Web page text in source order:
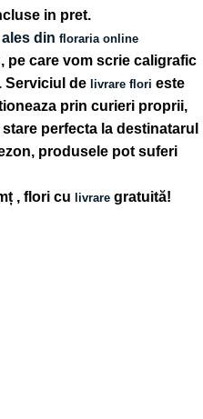
in pret.
din floraria online
pe care vom scrie caligrafic
Serviciul de livrare flori este
prin curieri proprii,
perfecta la destinatarul
produsele pot suferi
, flori cu livrare gratuită!